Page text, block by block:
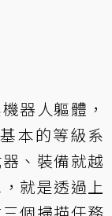
器人軀體，
本的等級系
、裝備就越
就是透過上